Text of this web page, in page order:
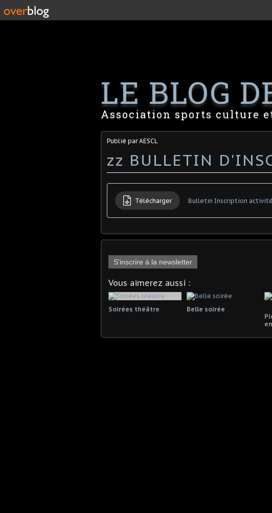
LE BLOG
Association sports culture
Publié par AESCL
zz BULLETIN
Télécharger Bulletin Inscription
S'inscrire à la newsletter
Vous aimerez aussi :
Soirées théâtre
Belle soirée